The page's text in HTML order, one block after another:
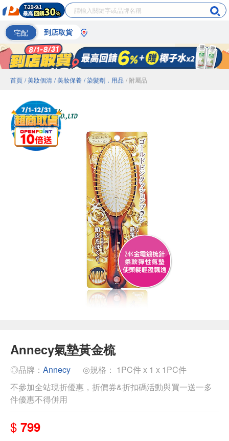
宅配 到店取貨
首頁 / 美妝個清 / 美妝保養 / 染髮劑．用品 / 附屬品
Annecy氣墊黃金梳
◎品牌： Annecy
◎規格： 1PC件 x 1 x 1PC件
不參加全站現折優惠，折價券&折扣碼活動與買一送一多
件優惠不得併用
$ 799